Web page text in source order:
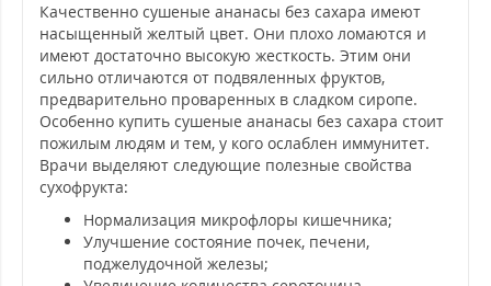
Качественно сушеные ананасы без сахара имеют
насыщенный желтый цвет. Они плохо ломаются и
имеют достаточно высокую жесткость. Этим они
сильно отличаются от подвяленных фруктов,
предварительно проваренных в сладком сиропе.
Особенно купить сушеные ананасы без сахара стоит
пожилым людям и тем, у кого ослаблен иммунитет.
Врачи выделяют следующие полезные свойства
сухофрукта:
Нормализация микрофлоры кишечника;
Улучшение состояние почек, печени,
поджелудочной железы;